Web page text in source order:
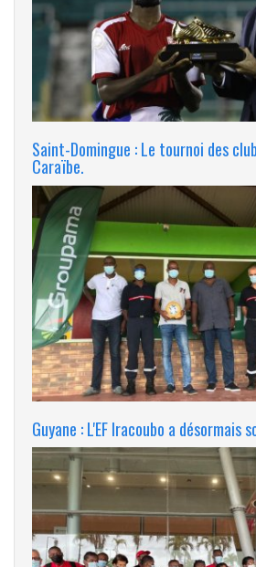
Saint-Domingue : Le tournoi des
Caraïbe.
Guyane : L'EF Iracoubo a désormais